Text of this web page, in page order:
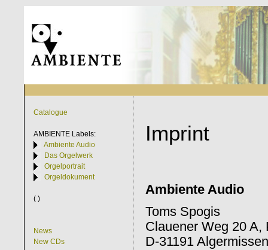
Catalogue
AMBIENTE Labels:
Ambiente Audio
Das Orgelwerk
Orgelportrait
Orgeldokument
( )
News
New CDs
Imprint
Ambiente Audio
Toms Spogis
Clauener Weg 20 A,
D-31191 Algermissen